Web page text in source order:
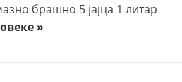
брашно 5 јајца 1 литар
»